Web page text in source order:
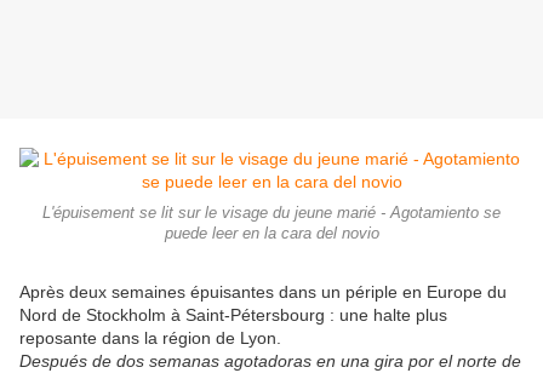
L'épuisement se lit sur le visage du jeune marié - Agotamiento se
puede leer en la cara del novio
Après deux semaines épuisantes dans un périple en Europe du
Nord de Stockholm à Saint-Pétersbourg : une halte plus
reposante dans la région de Lyon.
Después de dos semanas agotadoras en una gira por el norte de